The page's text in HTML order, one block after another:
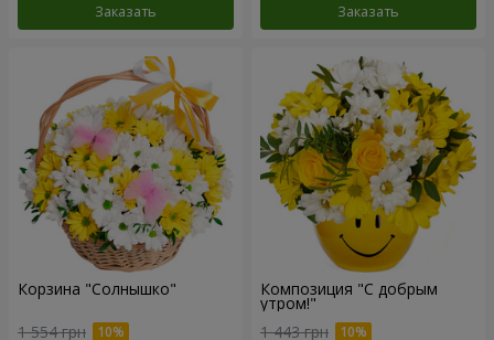
Заказать Заказать
Корзина "Солнышко"
1 554 грн
Композиция "С добрым
утром!"
1 443 грн